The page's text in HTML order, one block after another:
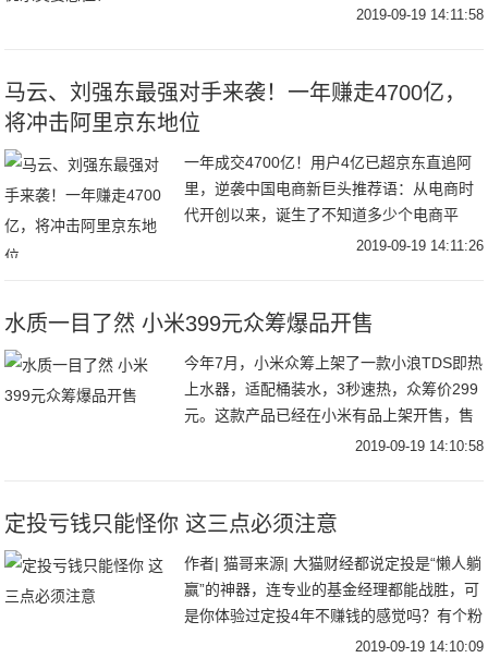
音乐带来巨大利益。资本邦 · 2019-09-18 ·
2019-09-19 14:11:58
马云、刘强东最强对手来袭！一年赚走4700亿，
将冲击阿里京东地位
一年成交4700亿！用户4亿已超京东直追阿
里，逆袭中国电商新巨头推荐语：从电商时
代开创以来，诞生了不知道多少个电商平
台。它们有的成为名震一时的巨头，有的就
2019-09-19 14:11:26
水质一目了然 小米399元众筹爆品开售
今年7月，小米众筹上架了一款小浪TDS即热
上水器，适配桶装水，3秒速热，众筹价299
元。这款产品已经在小米有品上架开售，售
价399元。小浪TDS即热上水器可适配市面
2019-09-19 14:10:58
定投亏钱只能怪你 这三点必须注意
作者| 猫哥来源| 大猫财经都说定投是“懒人躺
赢”的神器，连专业的基金经理都能战胜，可
是你体验过定投4年不赚钱的感觉吗？有个粉
丝咨询猫哥，为什么我的定投就不赚钱，到
2019-09-19 14:10:09